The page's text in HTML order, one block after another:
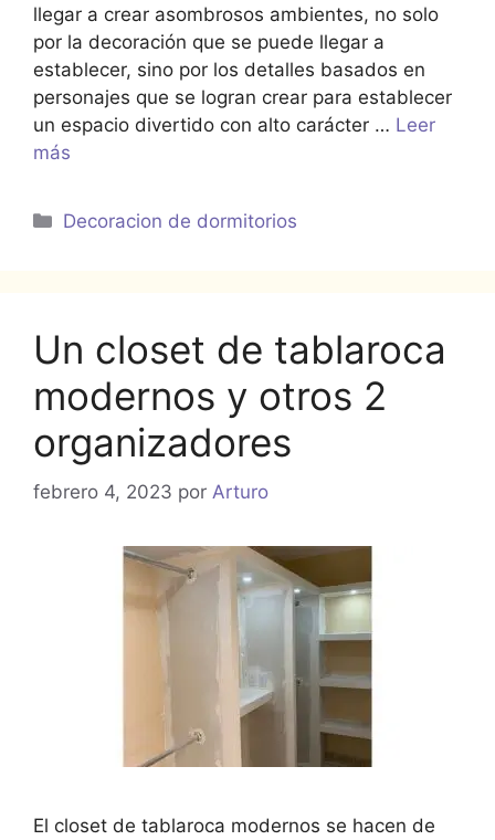
llegar a crear asombrosos ambientes, no solo
por la decoración que se puede llegar a
establecer, sino por los detalles basados en
personajes que se logran crear para establecer
un espacio divertido con alto carácter … Leer
más
Categorías
Decoracion de dormitorios
Un closet de tablaroca
modernos y otros 2
organizadores
febrero 4, 2023 por Arturo
El closet de tablaroca modernos se hacen de